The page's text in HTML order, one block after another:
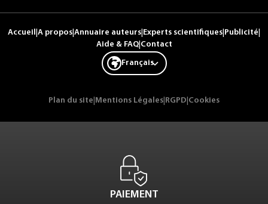
Accueil A propos Annuaire auteurs Experts scientifiques Publicité
Aide & FAQ| Contact
Français
Plan du site Mentions Légales RGPD Cookies
PAIEMENT